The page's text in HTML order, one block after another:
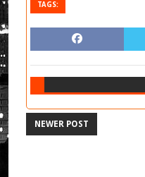
TAGS:
NEWER POST